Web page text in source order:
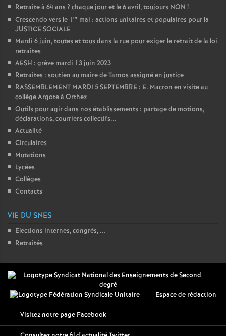
Retraite à 64 ans ? chaque jour et le 6 avril, toujours NON !
Crescendo vers le 1 er mai : actions unitaires et populaires pour la
JUSTICE SOCIALE
Mardi 6 juin, toutes et tous dans la rue pour exiger le retrait de la loi
retraites
AESH : grève mardi 13 juin 2023
Retraites : soutien au maire de Tarnos assigné en justice
RASSEMBLEMENT MARDI 5 SEPTEMBRE : E. Macron en visite au
collège Argote à Orthez
Outils pour agir dans nos établissements : partage de motions,
déclarations, courriers collectifs...
Actualité
Circulaires
Mutations
Lycées
Collèges
Contacts
VIE DU SNES
Elections internes, congrés, ...
Retraités
Espace de rédaction
Visitez notre page Facebook